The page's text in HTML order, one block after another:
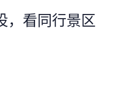
，看同行景区